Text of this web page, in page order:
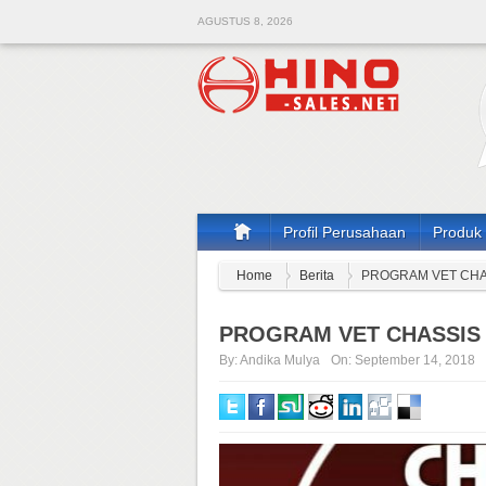
AGUSTUS 8, 2026
Profil Perusahaan Produk
Home Berita PROGRAM VET
PROGRAM VET CHASSIS
By:Andika Mulya On: September 14, 2018